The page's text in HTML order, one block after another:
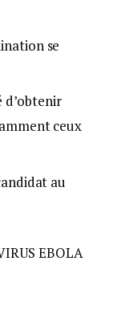
se
d’obtenir
ceux
au
EBOLA